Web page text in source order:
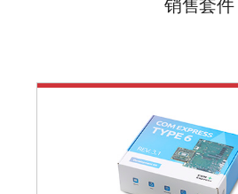
销售套件